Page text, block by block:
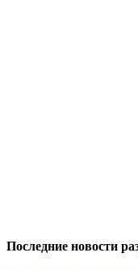
Последние новости